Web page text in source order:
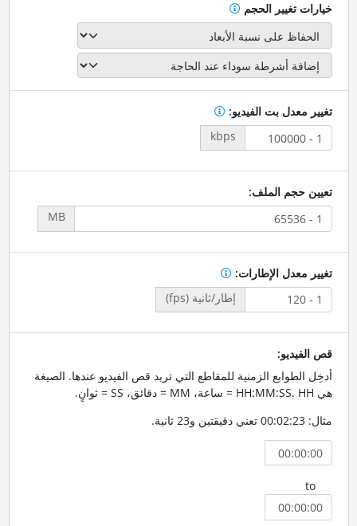
خيارات تغيير الحجم
تغيير معدل بت الفيديو:
kbps
تعيين حجم الملف:
MB
تغيير معدل الإطارات:
إطار/ثانية (fps)
قص الفيديو:
أدخِل الطوابع الزمنية للمقاطع التي تريد قص الفيديو عندها. الصيغة
هي HH:MM:SS. HH = ساعة، MM = دقائق، SS = ثوانٍ.
مثال: 00:02:23 تعني دقيقتين و23 ثانية.
to